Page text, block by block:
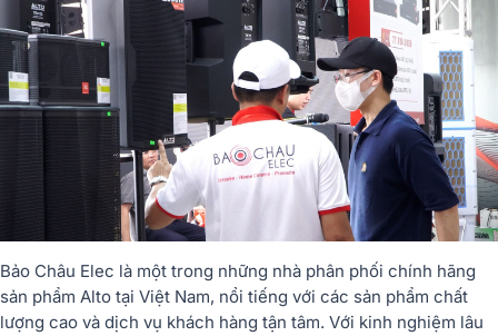
Bảo Châu Elec là một trong những nhà phân phối chính hãng
sản phẩm Alto tại Việt Nam, nổi tiếng với các sản phẩm chất
lượng cao và dịch vụ khách hàng tận tâm. Với kinh nghiệm lâu